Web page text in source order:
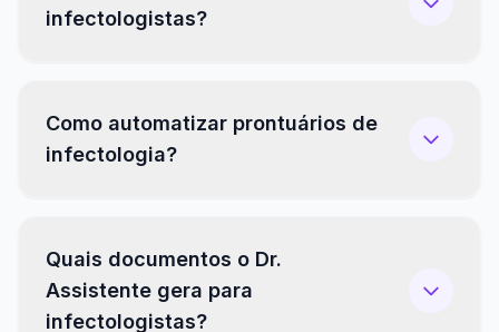
infectologistas?
Como automatizar prontuários de
infectologia?
Quais documentos o Dr.
Assistente gera para
infectologistas?